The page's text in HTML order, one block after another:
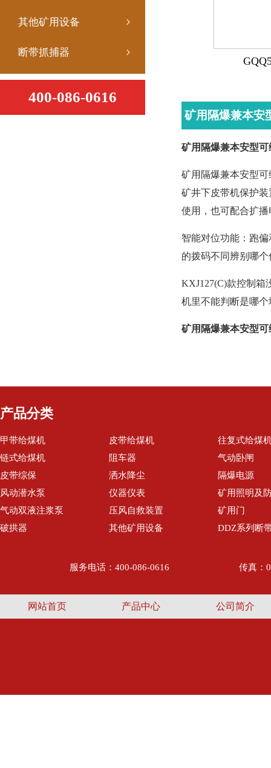
其他矿用设备
断带抓捕器
400-086-0616
矿用隔爆兼本安
矿用隔爆兼本安型
矿用隔爆兼本安型
矿井下皮带机保护
使用，也可配合扩
智能对位功能：跑
的拨码不同辨别哪
KXJ127(C)款控制箱
机里不能判断是哪
矿用隔爆兼本安型
产品分类
甲带给煤机 皮带给煤机
往复式给煤
链式给煤机
阻车器
气动卧闸
皮带综保
洒水降尘
隔爆电源
风动潜水泵
仪器仪表
矿用照明及
气动双液注浆泵
压风自救装置
矿用门
破拱器
其他矿用设备 DDZ系列断
服务电话：400-086-0616 传真：
网站首页 产品中心 公司简介